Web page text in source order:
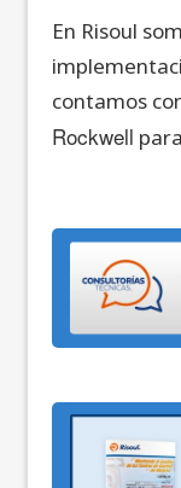
En Risoul
contamos
Rockwell